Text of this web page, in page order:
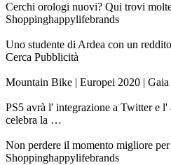
Cerchi orologi nuovi? Qui trovi
Shoppinghappylifebrands
Uno studente di Ardea con un
Cerca Pubblicità
Mountain Bike | Europei 2020 |
PS5 avrà l' integrazione a Twitter e
celebra la …
Non perdere il momento migliore
Shoppinghappylifebrands